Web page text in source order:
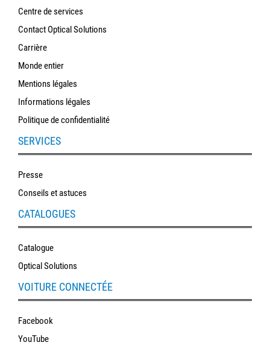
Centre de services
Contact Optical Solutions
Carrière
Monde entier
Mentions légales
Informations légales
Politique de confidentialité
SERVICES
Presse
Conseils et astuces
CATALOGUES
Catalogue
Optical Solutions
VOITURE CONNECTÉE
Facebook
YouTube